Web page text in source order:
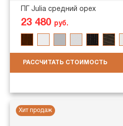
ПГ Julia средний орех
23 480 руб.
РАССЧИТАТЬ СТОИМОСТЬ
Хит продаж